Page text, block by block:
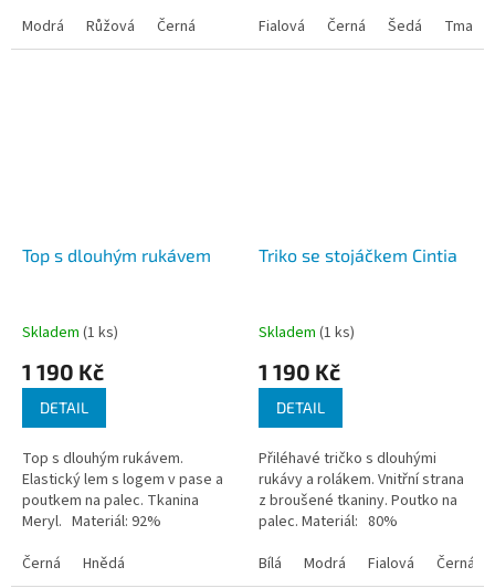
Modrá
Růžová Černá
aktivity, jako je bruslení. Jeho
tenká...
Fialová Černá Šedá Tmavě
Top s dlouhým rukávem
Skladem (1 ks)
1 190 Kč
DETAIL
Top s dlouhým rukávem.
Elastický lem s logem v pase a
poutkem na palec. Tkanina
Meryl. Materiál: 92%
ELASTANE
Černá Hnědá
Triko se stojáčkem Cintia
Skladem (1 ks)
1 190 Kč
DETAIL
Přiléhavé tričko s dlouhými
rukávy a rolákem. Vnitřní strana
z broušené tkaniny. Poutko na
palec. Materiál: 80%
Bílá
Modrá Fialová Černá